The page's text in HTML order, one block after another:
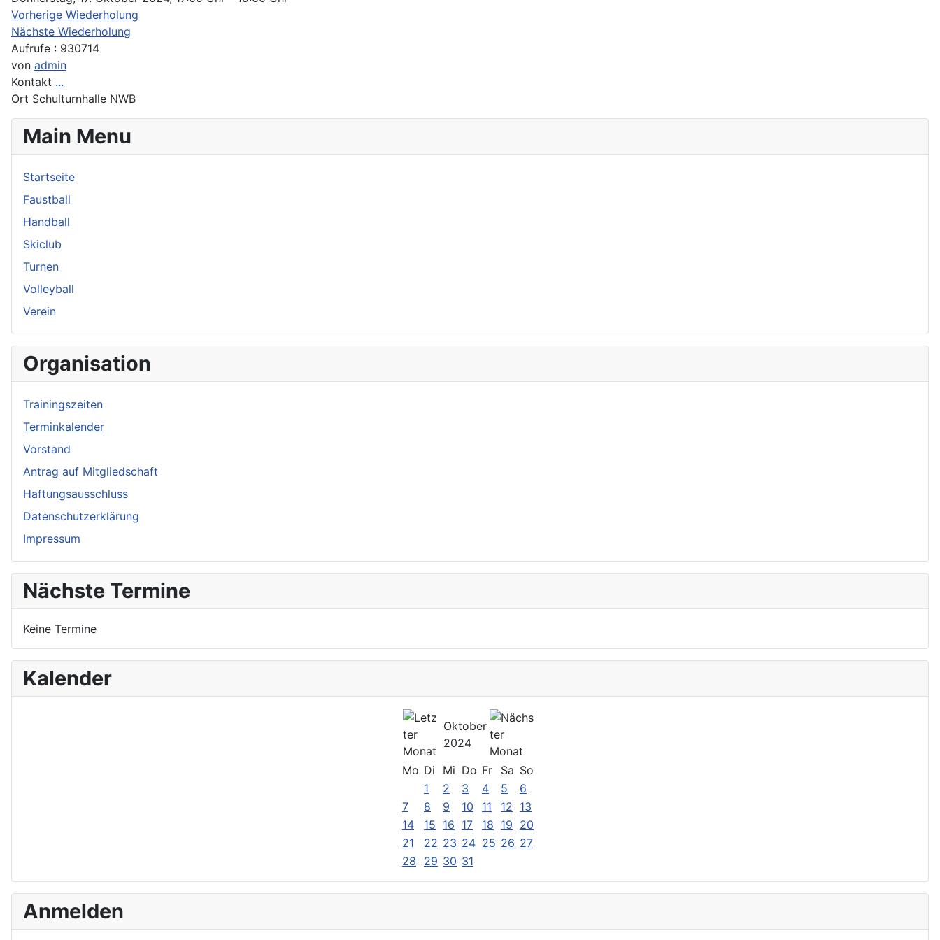
Vorherige Wiederholung
Nächste Wiederholung
Aufrufe : 930714
von admin
Kontakt ...
Ort Schulturnhalle NWB
Main Menu
Startseite
Faustball
Handball
Skiclub
Turnen
Volleyball
Verein
Organisation
Trainingszeiten
Terminkalender
Vorstand
Antrag auf Mitgliedschaft
Haftungsausschluss
Datenschutzerklärung
Impressum
Nächste Termine
Keine Termine
Kalender
Oktober
2024
Mo Di Mi Do Fr Sa So
1
2 3 4 5
6
7
8 9 10 11 12 13
14
15 16 17 18 19 20
21
22 23 24 25 26 27
28
29 30 31
Anmelden